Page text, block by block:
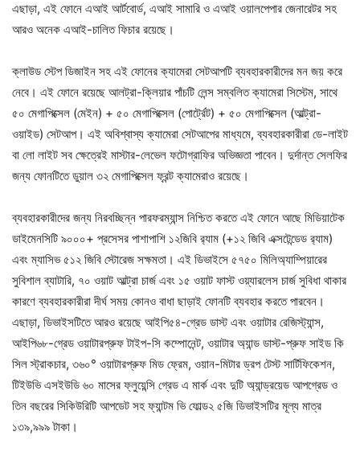
এছাড়া, এই ফোনে এআই আর্টবোর্ড, এআই সামারি ও এআই ওয়ালপেপার জেনারেটর সহ
আরও অনেক এআই-চালিত ফিচার রয়েছে।
ক্লাউড স্টেপ ডিজাইন সহ এই ফোনের ক্যামেরা সেটআপটি ব্যবহারকারীদের মন জয় করে
নেবে। এই ফোনে রয়েছে আলট্রা-ক্লিয়ার পাঁচটি লেন্স সম্বলিত ক্যামেরা সিস্টেম, সাথে
৫০ মেগাপিক্সেল (মেইন) + ৫০ মেগাপিক্সেল (পোর্ট্রেট) + ৫০ মেগাপিক্সেল (আল্ট্রা-
ওয়াইড) সেটআপ। এই অবিশ্বাস্য ক্যামেরা সেটআপের মাধ্যমে, ব্যবহারকারীরা ডে-লাইট
বা লো লাইট সব ক্ষেত্রেই মাস্টার-লেভেল ফটোগ্রাফির অভিজ্ঞতা পাবেন। দুর্দান্ত সেলফির
জন্য ফোনটিতে ডুয়াল ৩২ মেগাপিক্সেল ফ্রন্ট ক্যামেরাও রয়েছে।
ব্যবহারকারীদের জন্য নিরবচ্ছিন্ন পারফরম্যান্স নিশ্চিত করতে এই ফোনে আছে মিডিয়াটেক
ডাইমেনসিটি ৯০০০+ প্রসেসর পাশাপাশি ১২জিবি র‍্যাম (+১২ জিবি এক্সটেন্ডেড র‍্যাম)
এবং ম্যাসিভ ৫১২ জিবি স্টোরেজ সক্ষমতা। এই ডিভাইসে ৫৭৫০ মিলিঅ্যাম্পিয়ারের
সুবিশাল ব্যাটারি, ৭০ ওয়াট আল্ট্রা চার্জ এবং ১৫ ওয়াট ফাস্ট ওয়্যারলেস চার্জ সুবিধা থাকার
কারণে ব্যবহারকারীরা দীর্ঘ সময় কোনও বাধা ছাড়াই ফোনটি ব্যবহার করতে পারবেন।
এছাড়া, ডিভাইসটিতে আরও রয়েছে আইপি৫৪-গ্রেড ডাস্ট এবং ওয়াটার রেজিস্ট্যান্স,
আইপি৬৮-গ্রেড ওয়াটারপ্রুফ টাইপ-সি কম্পোনেন্ট, ওয়াটার অ্যান্ড ডাস্ট-প্রুফ সাইড কি
সিল স্ট্রাকচার, ৩৬০° ওয়াটারপ্রুফ মিড ফ্রেম, ওয়ান-মিটার ড্রপ টেস্ট সার্টিফিকেশন,
টিইউভি এসইউডি ৬০ মাসের ফ্লুয়েন্সি গ্রেড এ মার্ক এবং দুটি অ্যান্ড্রয়েড আপগ্রেড ও
তিন বছরের সিকিউরিটি আপডেট সহ ফ্যান্টম ভি ফোল্ড২ ৫জি ডিভাইসটির মূল্য মাত্র
১৩৯,৯৯৯ টাকা।